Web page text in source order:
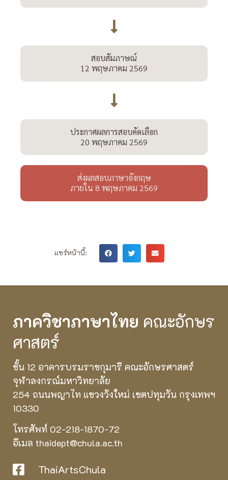
สอบสัมภาษณ์
12 พฤษภาคม 2569
ประกาศผลการสอบคัดเลือก
20 พฤษภาคม 2569
ส่งผลสอบภาษาอังกฤษ
ภายใน 8 พฤษภาคม 2569
แชร์หน้านี้:
ภาควิชาภาษาไทย คณะอักษร
ศาสตร์
ชั้น 12 อาคารบรมราชกุมารี คณะอักษรศาสตร์
จุฬาลงกรณ์มหาวิทยาลัย
254 ถนนพญาไท แขวงวังใหม่ เขตปทุมวัน กรุงเทพฯ
10330
โทรศัพท์ 02-218-1870-72
อีเมล thaidept@chula.ac.th
ThaiArtsChula